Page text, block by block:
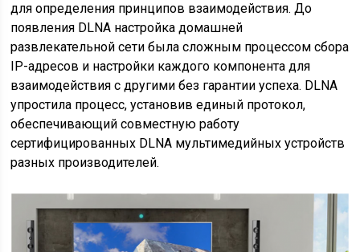
для определения принципов взаимодействия. До
появления DLNA настройка домашней
развлекательной сети была сложным процессом сбора
IP-адресов и настройки каждого компонента для
взаимодействия с другими без гарантии успеха. DLNA
упростила процесс, установив единый протокол,
обеспечивающий совместную работу
сертифицированных DLNA мультимедийных устройств
разных производителей.